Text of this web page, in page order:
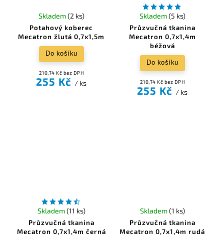
Potahový koberec
Mecatron žlutá 0,7x1,5m
Skladem(2 ks)
210,74 Kč bez DPH
255 Kč / ks
Do košíku
Průzvučná tkanina
Mecatron 0,7x1,4m
béžová
Skladem(5 ks)
210,74 Kč bez DPH
255 Kč / ks
Do košíku
Průzvučná tkanina
Mecatron 0,7x1,4m černá
Skladem(11 ks)
Průzvučná tkanina
Mecatron 0,7x1,4m rudá
Skladem(1 ks)